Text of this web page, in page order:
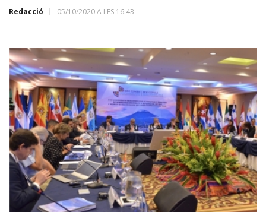
Redacció 05/10/2020 A LES 16:43